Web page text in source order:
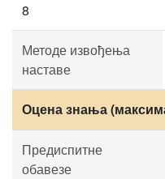
8
Методе извођења
наставе
Оцена знања
Предиспитне
обавезе